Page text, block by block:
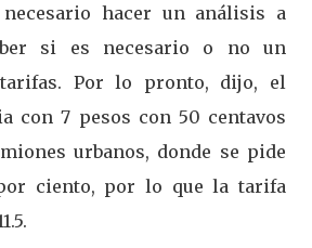
necesario hacer un análisis a
si es necesario o no un
Por lo pronto, dijo, el
con 7 pesos con 50 centavos
urbanos, donde se pide
ciento, por lo que la tarifa